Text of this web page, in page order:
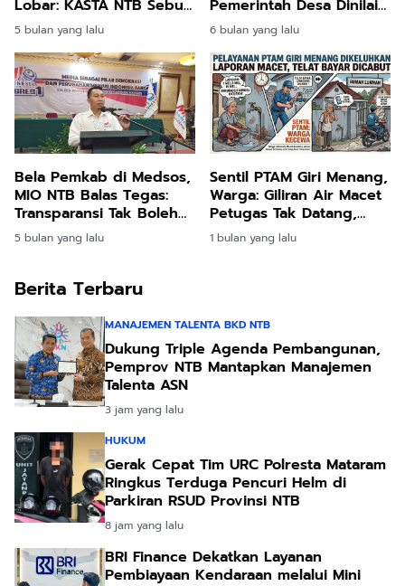
Lobar: KASTA NTB Sebut
Pengadaan 8 Truk
Senilai Rp 4,4 Miliar
Belum Mampu Atasi
Darurat Sampah
5 bulan yang lalu
Pemerintah Desa Dinilai
Antidemokratis
6 bulan yang lalu
Bela Pemkab di Medsos,
MIO NTB Balas Tegas:
Transparansi Tak Boleh
Pilih-Pilih Media
5 bulan yang lalu
Sentil PTAM Giri Menang,
Warga: Giliran Air Macet
Petugas Tak Datang,
Jatuh Tempo Bayar
Paling Cepat!
1 bulan yang lalu
Berita Terbaru
MANAJEMEN TALENTA BKD NTB
Dukung Triple Agenda Pembangunan,
Pemprov NTB Mantapkan Manajemen
Talenta ASN
3 jam yang lalu
HUKUM
Gerak Cepat Tim URC Polresta Mataram
Ringkus Terduga Pencuri Helm di
Parkiran RSUD Provinsi NTB
8 jam yang lalu
BRI Finance Dekatkan Layanan
Pembiayaan Kendaraan melalui Mini